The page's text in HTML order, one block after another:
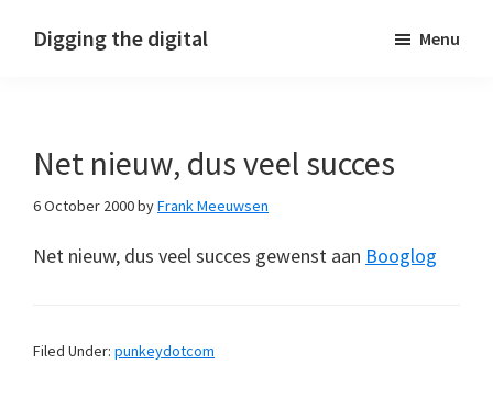
Digging the digital Menu
Net nieuw, dus veel succes
6 October 2000byFrank Meeuwsen
Net nieuw, dus veel succes gewenst aan Booglog
Filed Under: punkeydotcom